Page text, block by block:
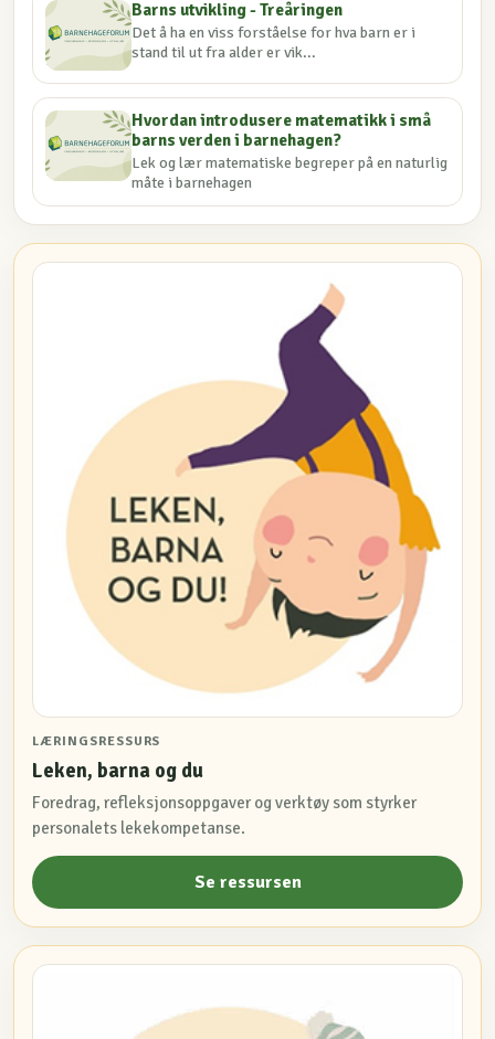
Barns utvikling - Treåringen
Det å ha en viss forståelse for hva barn er i
stand til ut fra alder er vik...
Hvordan introdusere matematikk i små
barns verden i barnehagen?
Lek og lær matematiske begreper på en naturlig
måte i barnehagen
LÆRINGSRESSURS
Leken, barna og du
Foredrag, refleksjonsoppgaver og verktøy som styrker
personalets lekekompetanse.
Se ressursen